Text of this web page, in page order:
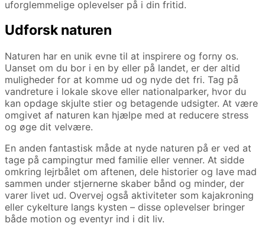
uforglemmelige oplevelser på i din fritid.
Udforsk naturen
Naturen har en unik evne til at inspirere og forny os.
Uanset om du bor i en by eller på landet, er der altid
muligheder for at komme ud og nyde det fri. Tag på
vandreture i lokale skove eller nationalparker, hvor du
kan opdage skjulte stier og betagende udsigter. At være
omgivet af naturen kan hjælpe med at reducere stress
og øge dit velvære.
En anden fantastisk måde at nyde naturen på er ved at
tage på campingtur med familie eller venner. At sidde
omkring lejrbålet om aftenen, dele historier og lave mad
sammen under stjernerne skaber bånd og minder, der
varer livet ud. Overvej også aktiviteter som kajakroning
eller cykelture langs kysten – disse oplevelser bringer
både motion og eventyr ind i dit liv.